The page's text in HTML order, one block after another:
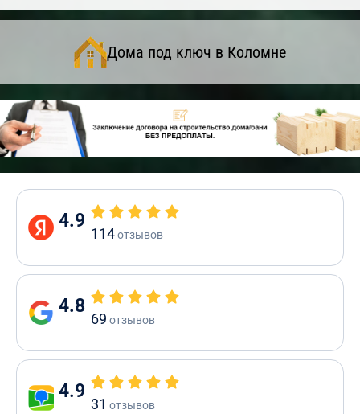
Дома под ключ в Коломне
4.9
114отзывов
4.8
69 отзывов
4.9
31 отзывов